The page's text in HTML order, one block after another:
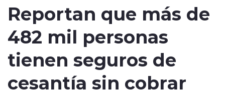
Actualidad
Tendencias
Deportes
Reportan que más de
482 mil personas
tienen seguros de
cesantía sin cobrar